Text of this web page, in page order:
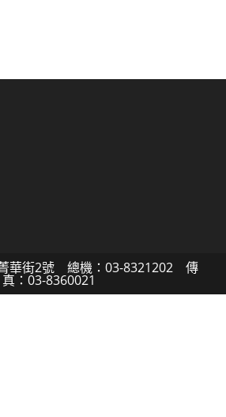
華街2號 總機：03-8321202 傳
真：03-8360021